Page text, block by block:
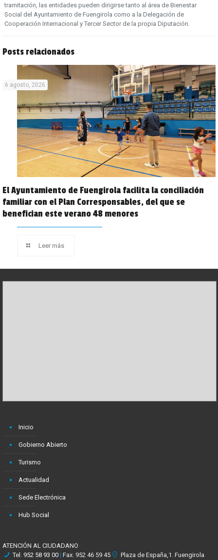
tramitación, las entidades pueden dirigirse tanto al área de Bienestar
Social del Ayuntamiento de Fuengirola como a la Delegación de
Cooperación Internacional y Tercer Sector de la propia Diputación.
Posts relacionados
6 agosto, 2026
El Ayuntamiento de Fuengirola facilita la conciliación
familiar con el Plan Corresponsables, del que se
benefician este verano 48 menores
Leer más
Inicio
Gobierno Abierto
Turismo
Actualidad
Sede Electrónica
Hub Social
ATENCIÓN AL CIUDADANO
Tel. 952 58 93 00 | Fax. 952 46 59 45 Plaza de España,1. Fuengirola